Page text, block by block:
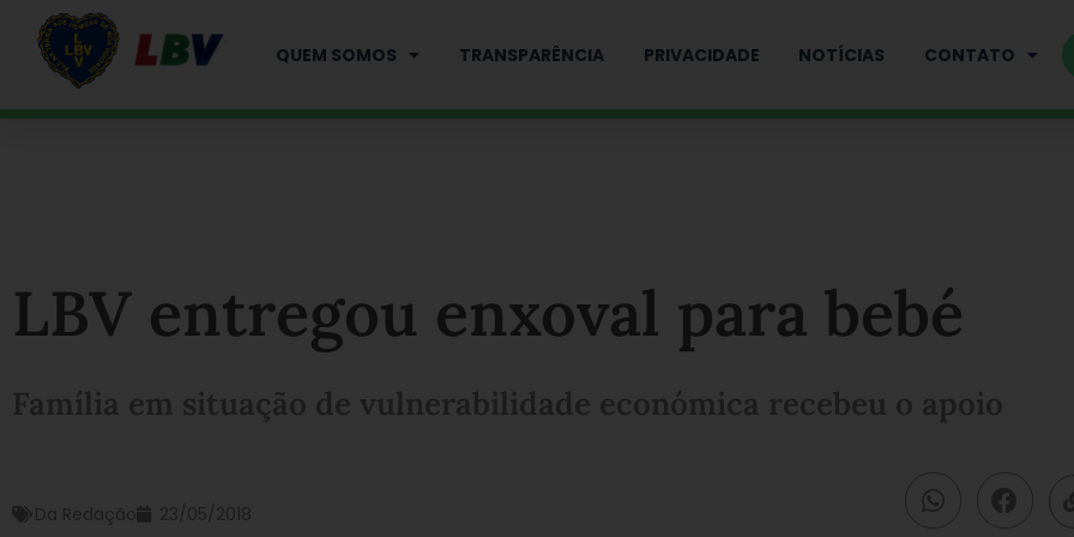
QUEM SOMOS TRANSPARÊNCIA PRIVACIDADE NOTÍCIAS CONTATO
LBV entregou enxoval para bebé
Família em situação de vulnerabilidade económica recebeu o apoio
Da Redação 23/05/2018